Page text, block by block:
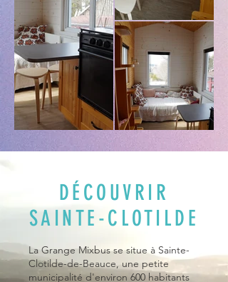
DÉCOUVRIR
SAINTE-CLOTILDE
La Grange Mixbus se situe à Sainte-
Clotilde-de-Beauce, une petite
municipalité d'environ 600 habitants